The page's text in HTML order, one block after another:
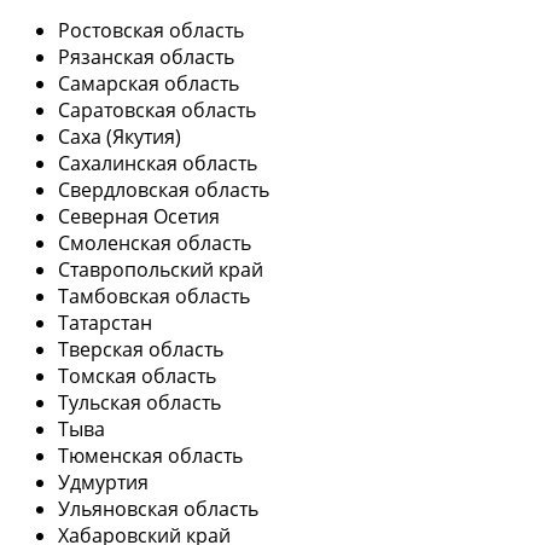
Ростовская область
Рязанская область
Самарская область
Саратовская область
Саха (Якутия)
Сахалинская область
Свердловская область
Северная Осетия
Смоленская область
Ставропольский край
Тамбовская область
Татарстан
Тверская область
Томская область
Тульская область
Тыва
Тюменская область
Удмуртия
Ульяновская область
Хабаровский край